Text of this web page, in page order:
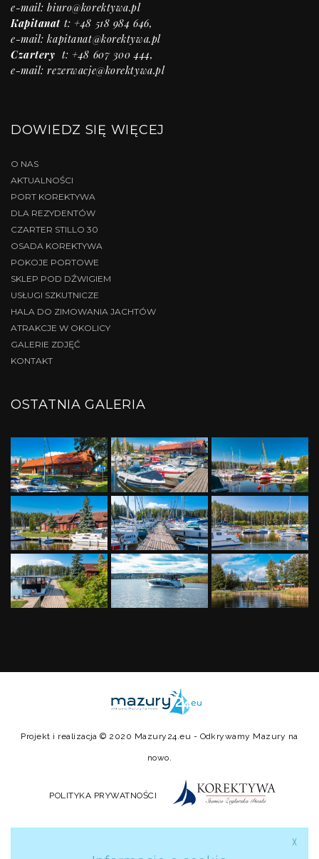
e-mail:biuro@korektywa.pl
Kapitanat t: +48 518 984 646,
e-mail:kapitanat@korektywa.pl
Czartery t: +48 607 300 444,
e-mail:rezerwacje@korektywa.pl
DOWIEDZ SIĘ WIĘCEJ
O NAS
AKTUALNOŚCI
PORT KOREKTYWA
DLA REZYDENTÓW
CZARTER STILLO 30
OSADA KOREKTYWA
POKOJE PORTOWE
SKLEP POD DŹWIGIEM
USŁUGI SZKUTNICZE
HALA DO ZIMOWANIA JACHTÓW
ATRAKCJE W OKOLICY
GALERIE ZDJĘĆ
KONTAKT
OSTATNIA GALERIA
Projekt i realizacja © 2020 Mazury24.eu - Odkrywamy Mazury na
nowo.
POLITYKA PRYWATNOŚCI
╳